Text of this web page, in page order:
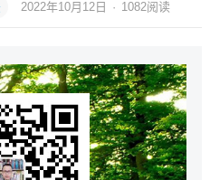
2022年10月12日 · 1082阅读